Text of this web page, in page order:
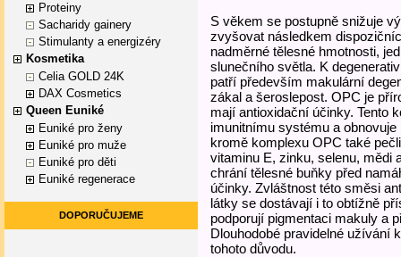
Proteiny
Sacharidy gainery
Stimulanty a energizéry
Kosmetika
Celia GOLD 24K
DAX Cosmetics
Queen Euniké
Euniké pro ženy
Euniké pro muže
Euniké pro děti
Euniké regenerace
DOPORUČUJEME
S věkem se postupně snižuje
zvyšovat následkem
nadměrné tělesné hmotnosti,
slunečního světla. K
patří především makulární
zákal a šeroslepost. OPC je
mají antioxidační účinky. Tento
imunitnímu systému a
kromě komplexu OPC také
vitaminu E, zinku, selenu, mědi
chrání tělesné buňky před
účinky. Zvláštnost této směsi
látky se dostávají i to obtížně
podporují pigmentaci makuly a
Dlouhodobé pravidelné užívání
tohoto důvodu.